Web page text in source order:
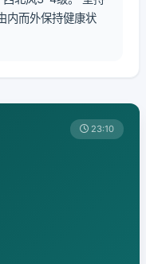
内而外保持健康状
23:10